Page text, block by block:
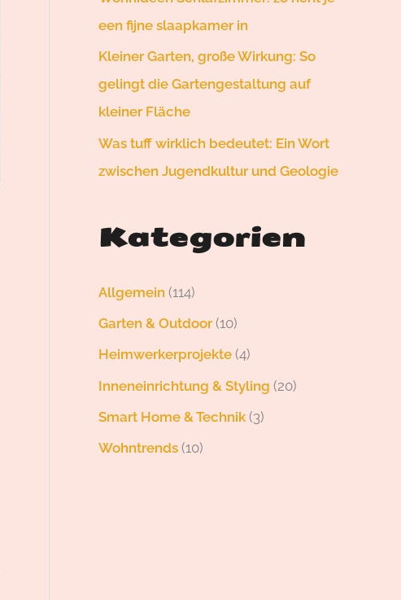
een fijne slaapkamer in
Kleiner Garten, große Wirkung: So
gelingt die Gartengestaltung auf
kleiner Fläche
Was tuff wirklich bedeutet: Ein Wort
zwischen Jugendkultur und Geologie
Kategorien
Allgemein (114)
Garten & Outdoor (10)
Heimwerkerprojekte (4)
Inneneinrichtung & Styling (20)
Smart Home & Technik (3)
Wohntrends (10)